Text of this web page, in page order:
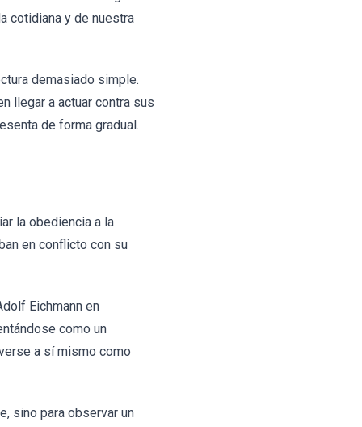
cotidiana y de nuestra
demasiado simple.
llegar a actuar contra sus
de forma gradual.
la obediencia a la
en conflicto con su
Eichmann en
como un
a sí mismo como
sino para observar un